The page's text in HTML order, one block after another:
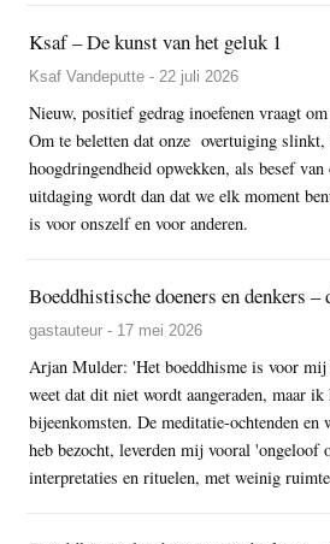
Ksaf – De kunst van het geluk 1
Ksaf Vandeputte - 22 juli 2026
Nieuw, positief gedrag inoefenen vraagt
Om te beletten dat onze overtuiging slinkt,
hoogdringendheid opwekken, als besef
uitdaging wordt dan dat we elk moment
is voor onszelf en voor anderen.
Boeddhistische doeners en denkers –
gastauteur - 17 mei 2026
Arjan Mulder: 'Het boeddhisme is voor
weet dat dit niet wordt aangeraden, maar
bijeenkomsten. De meditatie-ochtenden en
heb bezocht, leverden mij vooral 'ongeloof
interpretaties en rituelen, met weinig